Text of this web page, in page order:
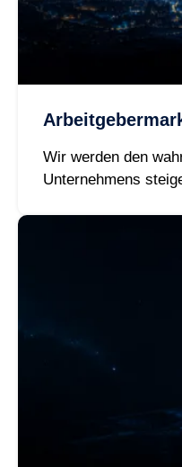
Wir werden den
Unternehmens